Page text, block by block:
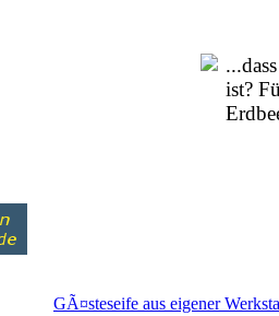
ist?
GÃ¤steseife aus eigener